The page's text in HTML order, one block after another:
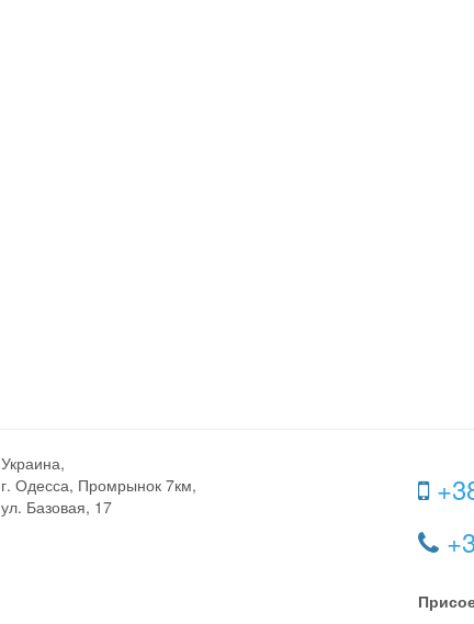
Украина,
г. Одесса, Промрынок 7км,
ул. Базовая, 17